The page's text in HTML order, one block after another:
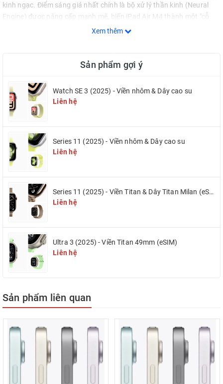
kinh ngạc. Điểm sáng giá nhất chính là bộ xử lý thần kinh (Neural
Engine) được nâng cấp mạnh mẽ, biến iPad Air M4 thành một "cỗ
máy AI" thực thụ. Mọi tác vụ từ tách nền ảnh, chỉnh sửa video tự
Màn hình 11 inch Liquid Retina – Đắm chìm trong từng khung hình
Kích thước 11 inch mang đến sự cân bằng hoàn hảo giữa tính di
động và không gian hiển thị. Màn hình Liquid Retina với dải màu
rộng P3 và độ sáng vượt trội giúp hình ảnh luôn rực rỡ, chi tiết sắc
nét ngay cả khi sử dụng ngoài trời. Công nghệ True Tone thông minh
đôi mắt của bạn trong suốt ngày dài làm việc.
Camera ngang tối ưu – Sẵn sàng kết nối
kế camera trước Ultra Wide 12MP nằm ở cạnh ngang, kết hợp hoàn
sâu hơn. Dù bạn đang gọi FaceTime, họp trực tuyến hay livestream,
camera sẽ luôn tự động theo dõi và giữ bạn ở vị trí đẹp nhất trong
khung hình.
Hệ sinh thái phụ kiện đỉnh cao
Pencil Pro(với tính năng bóp, xoay linh hoạt và phản hồi xúc giác)
cùng
Magic Keyboard, iPad Air M4 11 inch dễ dàng chuyển đổi
thành một trạm làm việc di động mạnh mẽ. Việc ghi chú, vẽ phác
đang thao tác trên giấy và laptop thực thụ.
Kết nối tương lai với Wi-Fi 7 và 5G
bản Cellular). Việc tải xuống các tài liệu dung lượng khủng hay chơi
game trực tuyến giờ đây mượt mà và ổn định đến mức khó tin.
🔥 ƯU ĐÃI ĐỘC QUYỀN KHI MUA IPAD AIR M4 TẠI IDIGITAL HẢI
Xem thêm
Sản phẩm gợi ý
Watch SE 3 (2025) - Viền nhôm & Dây cao su
Liên hệ
Series 11 (2025) - Viền nhôm & Dây cao su
Liên hệ
Series 11 (2025) - Viền Titan & Dây Titan Milan (eSIM)
Liên hệ
Ultra 3 (2025) - Viền Titan 49mm (eSIM)
Liên hệ
Sản phẩm liên quan